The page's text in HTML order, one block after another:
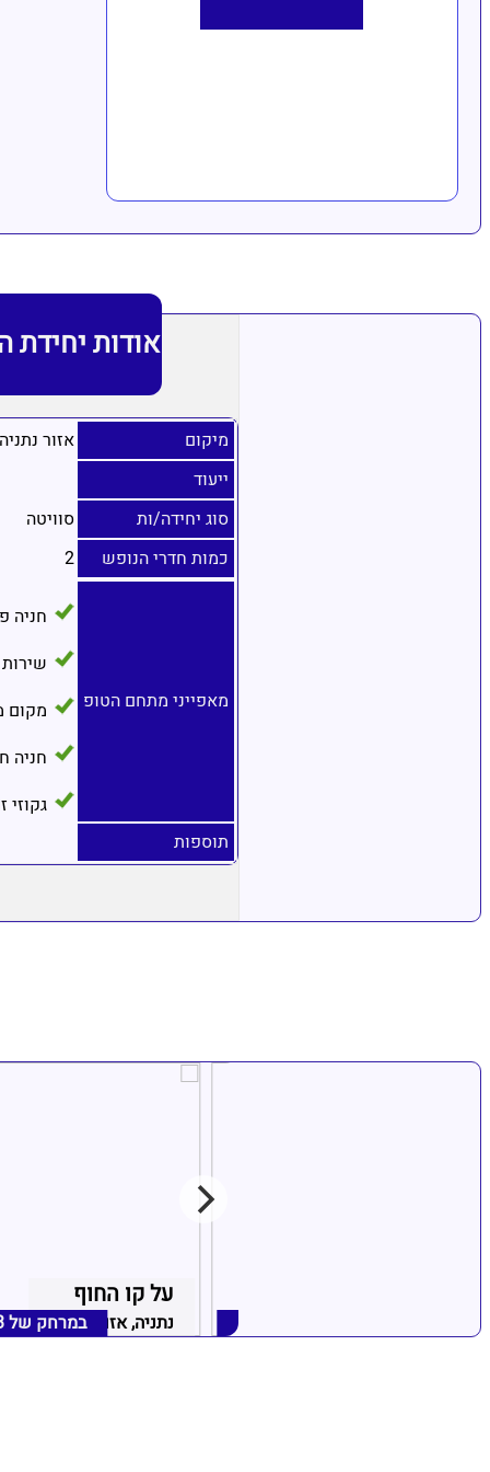
אודות יחידת
מיקום אזור נתניה
ייעוד
סוג יחידה/ות
סוויטה
כמות חדרי הנופש
2
מאפייני מתחם הטופ
חניה
מקום
חניה
גקוזי
תוספות
על קו החוף
נתניה, אזור נתניהבמרחק של